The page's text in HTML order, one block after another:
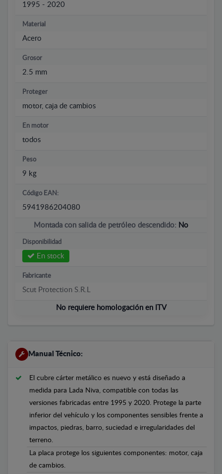
1995 - 2020
Material
Acero
Grosor
2.5 mm
Proteger
motor, caja de cambios
En motor
todos
Peso
9 kg
Código EAN:
5941986204080
Montada con salida de petróleo descendido: No
Disponibilidad
En stock
Fabricante
Scut Protection S.R.L
No requiere homologación en ITV
Manual Técnico:
El cubre cárter metálico es nuevo y está diseñado a
medida para Lada Niva, compatible con todas las
versiones fabricadas entre 1995 y 2020. Protege la parte
inferior del vehículo y los componentes sensibles frente a
impactos, piedras, barro, suciedad e irregularidades del
terreno.
La placa protege los siguientes componentes: motor, caja
de cambios.